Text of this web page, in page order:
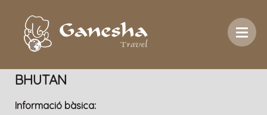
Inici / Destinacions Bhutan
BHUTAN
Informació bàsica: